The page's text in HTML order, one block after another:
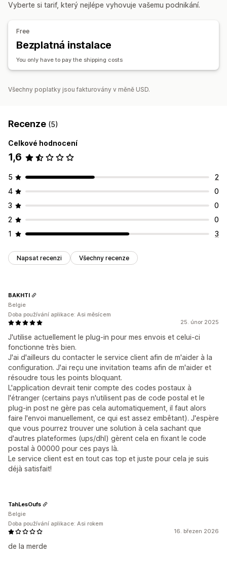
Vyberte si tarif, který nejlépe vyhovuje vašemu podnikání.
Free
Bezplatná instalace
You only have to pay the shipping costs
Všechny poplatky jsou fakturovány v měně USD.
Recenze (5)
Celkové hodnocení
1,6
5
2
4
0
3
0
2
0
1
3
Napsat recenzi Všechny recenze
25. únor 2025
J'utilise actuellement le plug-in pour mes envois et celui-ci
fonctionne très bien.
J'ai d'ailleurs du contacter le service client afin de m'aider à la
configuration. J'ai reçu une invitation teams afin de m'aider et
résoudre tous les points bloquant.
L'application devrait tenir compte des codes postaux à
l'étranger (certains pays n'utilisent pas de code postal et le
plug-in post ne gère pas cela automatiquement, il faut alors
faire l'envoi manuellement, ce qui est assez embêtant). J'espère
que vous pourrez trouver une solution à cela sachant que
d'autres plateformes (ups/dhl) gèrent cela en fixant le code
postal à 00000 pour ces pays là.
Le service client est en tout cas top et juste pour cela je suis
déjà satisfait!
BAKHTI
Belgie
Doba používání aplikace: Asi měsícem
16. březen 2026
de la merde
TahLesOufs
Belgie
Doba používání aplikace: Asi rokem